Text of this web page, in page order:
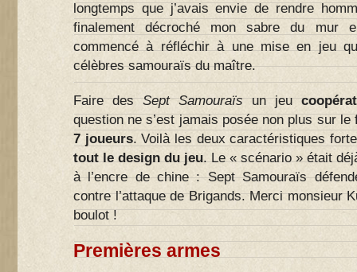
longtemps que j’avais envie de rendre
finalement décroché mon sabre du mur
commencé à réfléchir à une mise en jeu
célèbres samouraïs du maître.
Faire desSept Samouraïsun jeu
question ne s’est jamais posée non plus sur le
7 joueurs. Voilà les deux caractéristiques
tout le design du jeu. Le « scénario » était
à l’encre de chine : Sept Samouraïs
contre l’attaque de Brigands. Merci monsieur
boulot !
Premières armes